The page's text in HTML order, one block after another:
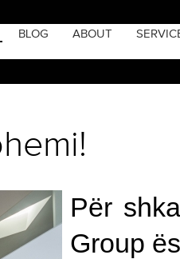
BLOG ABOUT
Për
Group